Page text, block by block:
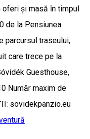
oferi și masă în timpul
de la Pensiunea
parcursul traseului,
care trece pe la
Guesthouse,
Număr maxim de
sovidekpanzio.eu